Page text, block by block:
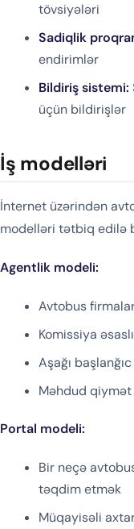
tövsiyələri
Sadiqlik
endirimlər
Bildiriş sistemi:
üçün bildirişlər
İş modelləri
İnternet üzərindən
modelləri tətbiq edilə
Agentlik modeli:
Avtobus
Komissiya
Aşağı
Məhdud
Portal modeli:
Bir neçə
təqdim etmək
Müqayisəli